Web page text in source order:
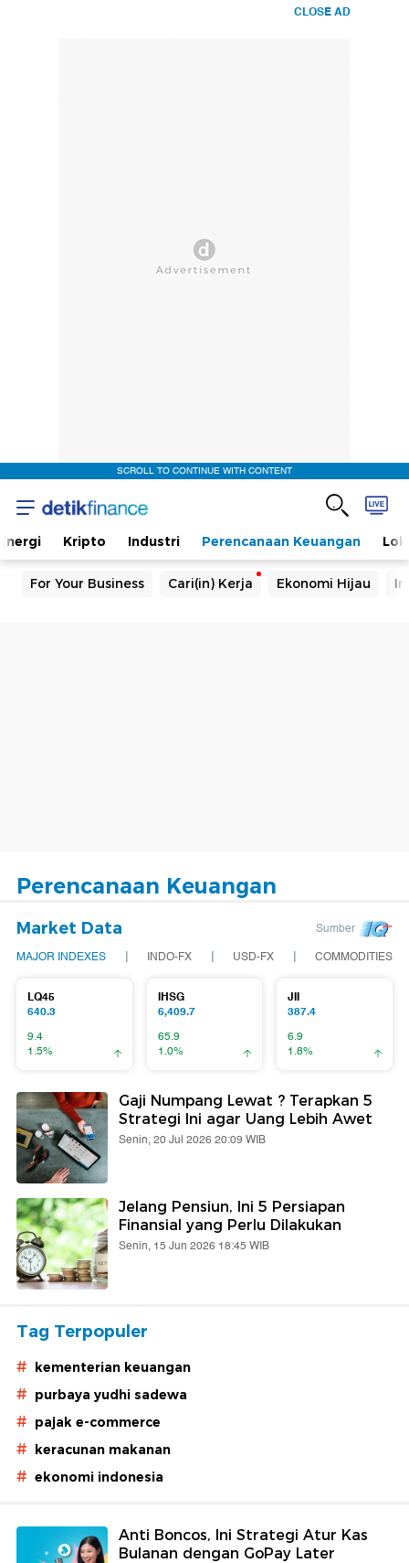
CLOSE AD
SCROLL TO CONTINUE WITH CONTENT
Kripto Industri Perencanaan Keuangan
For Your Business Cari(in) Kerja Ekonomi Hijau
Perencanaan Keuangan
Market Data
Sumber
MAJOR INDEXES
| INDO-FX | USD-FX | COMMODITIES
LQ45
640.3
9.4
1.5%
IHSG
6,409.7
65.9
1.0%
JII
387.4
6.9
1.8%
Gaji Numpang Lewat ? Terapkan 5
Strategi Ini agar Uang Lebih Awet
Senin, 20 Jul 2026 20:09 WIB
Jelang Pensiun, Ini 5 Persiapan
Finansial yang Perlu Dilakukan
Senin, 15 Jun 2026 18:45 WIB
Tag Terpopuler
# kementerian keuangan
# purbaya yudhi sadewa
# pajak e-commerce
# keracunan makanan
# ekonomi indonesia
Anti Boncos, Ini Strategi Atur Kas
Bulanan dengan GoPay Later